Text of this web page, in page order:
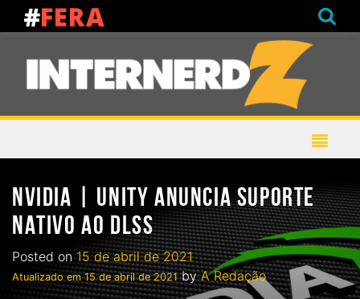
NVIDIA | UNITY ANUNCIA SUPORTE
NATIVO AO DLSS
Posted on15 de abril de 2021
Atualizado em15 de abril de 2021byA Redação